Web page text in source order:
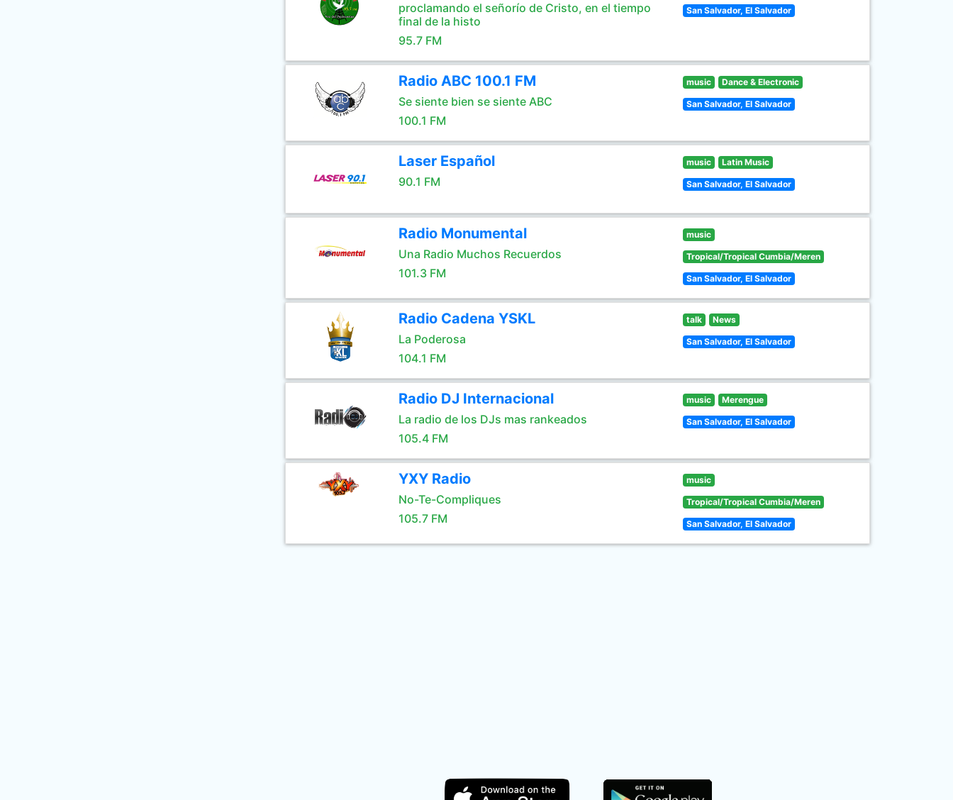
proclamando el señorío de Cristo, en el tiempo
final de la histo
95.7 FM
San Salvador, El Salvador
Radio ABC 100.1 FM
Se siente bien se siente ABC
100.1 FM
music Dance & Electronic
San Salvador, El Salvador
Laser Español
90.1 FM
music Latin Music
San Salvador, El Salvador
Radio Monumental
Una Radio Muchos Recuerdos
101.3 FM
music
Tropical/Tropical Cumbia/Meren
San Salvador, El Salvador
Radio Cadena YSKL
La Poderosa
104.1 FM
talk News
San Salvador, El Salvador
Radio DJ Internacional
La radio de los DJs mas rankeados
105.4 FM
music Merengue
San Salvador, El Salvador
YXY Radio
No-Te-Compliques
105.7 FM
music
Tropical/Tropical Cumbia/Meren
San Salvador, El Salvador